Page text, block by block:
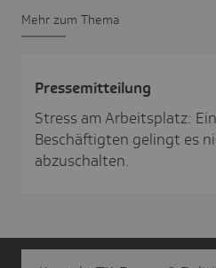
Mehr zum Thema
Pres­se­mit­tei­lung
Stress am Arbeitsplatz:
Beschäftigten gelingt es
abzuschalten.